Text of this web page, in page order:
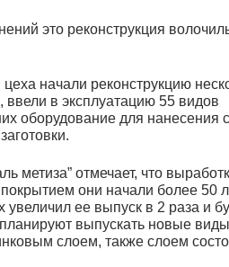
это реконструкция
начали реконструкцию
ввели в эксплуатацию 55 видов
оборудование для нанесения
метиза” отмечает, что
они начали более 50
увеличил ее выпуск в 2 раза и
выпускать новые виды
слоем, также слоем